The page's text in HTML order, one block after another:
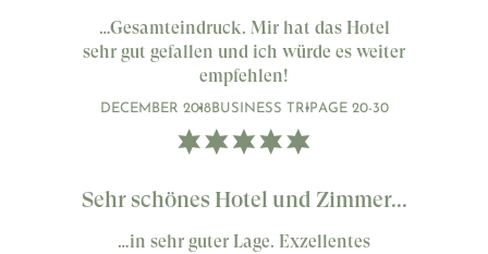
…Gesamteindruck. Mir hat das Hotel
sehr gut gefallen und ich würde es weiter
empfehlen!
DECEMBER 2018BUSINESS TRIPAGE 20-30
Sehr schönes Hotel und Zimmer...
…in sehr guter Lage. Exzellentes